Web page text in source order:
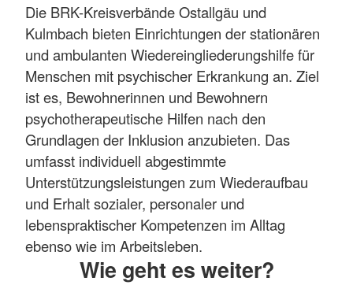
Die BRK-Kreisverbände Ostallgäu und
Kulmbach bieten Einrichtungen der stationären
und ambulanten Wiedereingliederungshilfe für
Menschen mit psychischer Erkrankung an. Ziel
ist es, Bewohnerinnen und Bewohnern
psychotherapeutische Hilfen nach den
Grundlagen der Inklusion anzubieten. Das
umfasst individuell abgestimmte
Unterstützungsleistungen zum Wiederaufbau
und Erhalt sozialer, personaler und
lebenspraktischer Kompetenzen im Alltag
ebenso wie im Arbeitsleben.
Wie geht es weiter?